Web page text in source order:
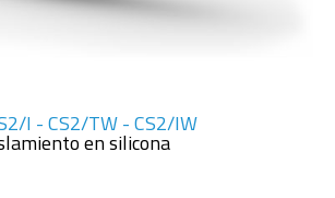
I - CS2/TW - CS2/IW
en silicona